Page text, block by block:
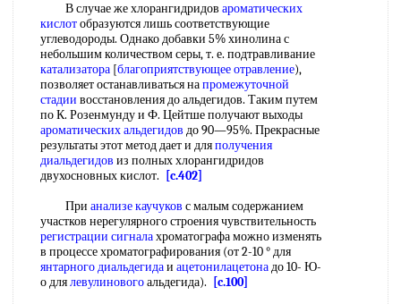
В случае же хлорангидридов ароматических
кислотобразуются лишь соответствующие
углеводороды. Однако добавки 5% хинолина с
небольшим количеством серы, т. е. подтравливание
катализатора [благоприятствующее отравление),
позволяет останавливаться напромежуточной
стадии восстановления до альдегидов. Таким путем
по К. Розенмунду и Ф. Цейтше получают выходы
ароматических альдегидов до 90—95%. Прекрасные
результаты этот метод дает и дляполучения
диальдегидов из полных хлорангидридов
двухосновных кислот.
[c.402]
При анализе каучуков с малым содержанием
участков нерегулярного строения чувствительность
регистрации сигналахроматографа можно изменять
в процессе хроматографирования (от 2-10 ° для
янтарного диальдегидаи ацетонилацетонадо 10- Ю-
о длялевулиновогоальдегида).
[c.100]